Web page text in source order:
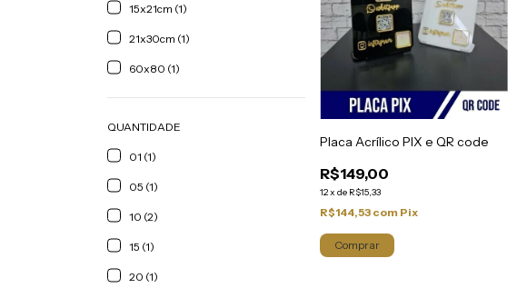
15x21cm (1)
21x30cm (1)
60x80 (1)
QUANTIDADE
01 (1)
05 (1)
10 (2)
15 (1)
20 (1)
Placa Acrílico PIX e QR code
R$149,00
12xde R$15,33
R$144,53 com Pix